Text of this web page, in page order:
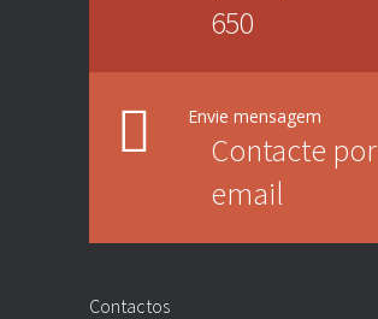
650
Envie mensagem
Contacte por
email
Contactos